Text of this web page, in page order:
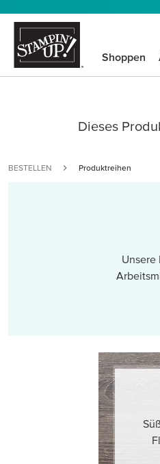
Shoppen
Dieses
BESTELLEN Produktreihen
Unsere